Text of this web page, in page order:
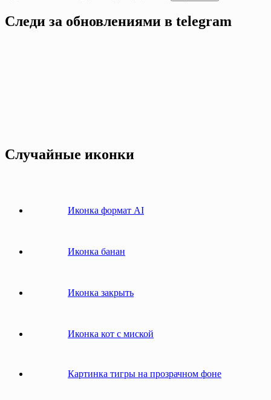
Следи за обновлениями в telegram
Случайные иконки
Иконка формат AI
Иконка банан
Иконка закрыть
Иконка кот с миской
Картинка тигры на прозрачном фоне